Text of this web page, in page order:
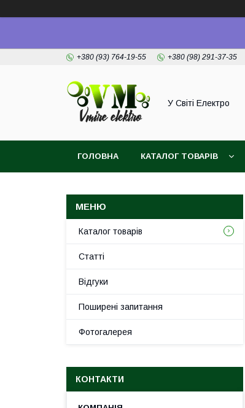
+380 (93) 764-19-55 +380 (98) 291-37-35
У Світі Електро
ГОЛОВНА КАТАЛОГ ТОВАРІВ
Каталог товарів
Статті
Відгуки
Поширені запитання
Фотогалерея
КОНТАКТИ